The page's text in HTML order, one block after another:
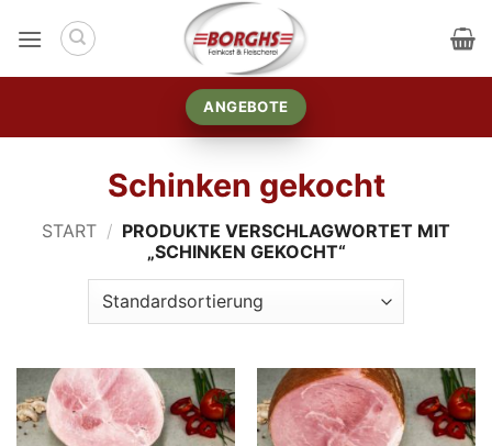
Inhalt
ANGEBOTE
Schinken gekocht
START / PRODUKTE VERSCHLAGWORTET MIT
„SCHINKEN GEKOCHT“